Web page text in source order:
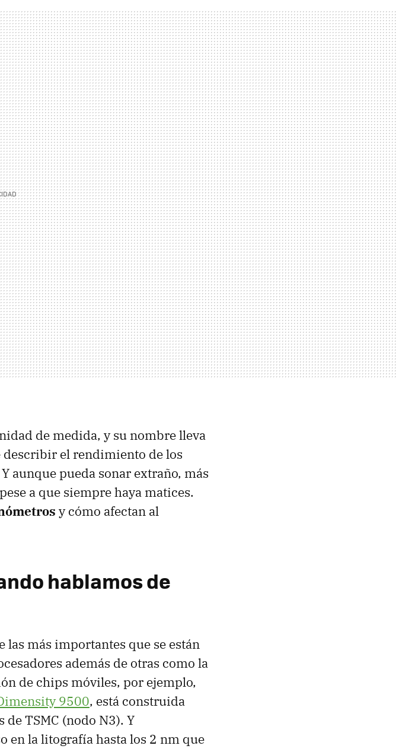
de medida, y su nombre lleva
el rendimiento de los
aunque pueda sonar extraño, más
a que siempre haya matices.
y cómo afectan al
hablamos de
las más importantes que se están
además de otras como la
de chips móviles, por ejemplo,
9500, está construida
TSMC (nodo N3). Y
en la litografía hasta los 2 nm que